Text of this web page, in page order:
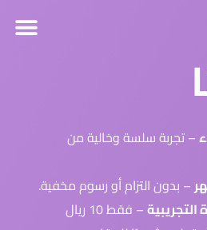
– تجربة سلسة وخالية من
– بدون التزام أو رسوم مخفية.
– فقط 10 ريال